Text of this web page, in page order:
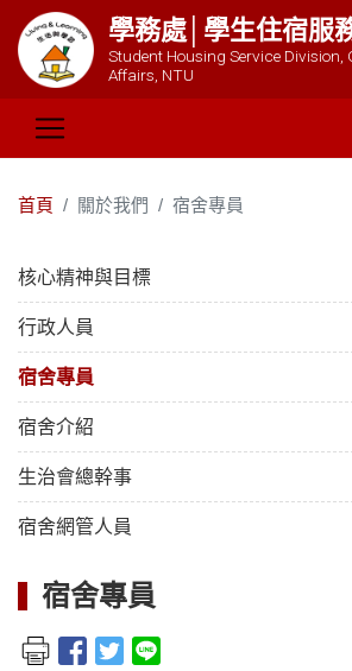
學務處│學生住宿服
Student Housing Service Division,
Affairs, NTU
首頁 關於我們 宿舍專員
核心精神與目標
行政人員
宿舍專員
宿舍介紹
生治會總幹事
宿舍網管人員
宿舍專員